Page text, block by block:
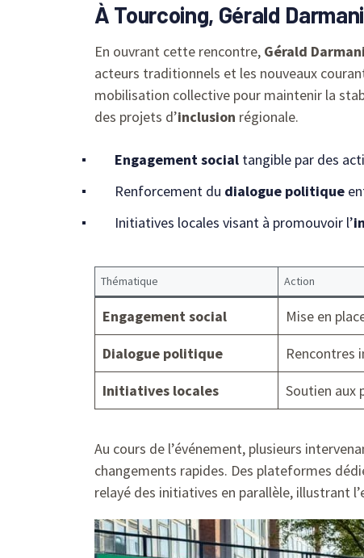
À Tourcoing, Gérald
En ouvrant cette rencontre, Gérald
acteurs traditionnels et les nouveaux
mobilisation collective pour maintenir la
des projets d’inclusion régionale.
Engagement social tangible par des
Renforcement du dialogue politique
Initiatives locales visant à promouvoir l’
Thématique Action
Engagement social Mise en
Dialogue politique
Rencontres
Initiatives locales
Soutien aux
Au cours de l’événement, plusieurs
changements rapides. Des plateformes
relayé des initiatives en parallèle, illustrant